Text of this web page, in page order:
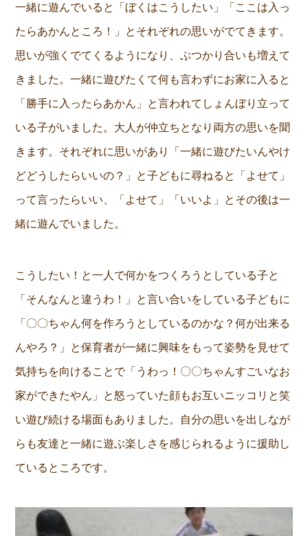
一緒に遊んでいると「ぼくはこうしたい」「ここは入っ
たらあかんところ！」とそれぞれの思いがでてきます。
思いが強くでてくるようになり、ぶつかり合いも増えて
きました。一緒に遊びたくて何も言わずにお家に入ると
「勝手に入ったらあかん」と言われてしょんぼり立って
いる子がいました。大人が仲立ちとなり両方の思いを聞
きます。それぞれに思いがあり「一緒に遊びたいんやけ
どどうしたらいいの？」と子どもに尋ねると「よせて」
って言ったらいい、「よせて」「いいよ」とその後は一
緒に遊んでいました。
こうしたい！と一人で何かをつくろうとしている子と
「そんなんと違うわ！」と言い合いをしている子どもに
「〇〇ちゃん何を作ろうとしているのかな？何が出来る
んやろ？」と保育者が一緒に興味をもって姿勢を見せて
気持ちを向けることで「うわっ！〇〇ちゃんすごいなお
家ができたやん」と怒っていた顔もお互いニッコリと笑
い遊び続ける場面もありました。自分の思いを出しなが
らも友達と一緒に遊ぶ楽しさを感じられるように援助し
ているところです。